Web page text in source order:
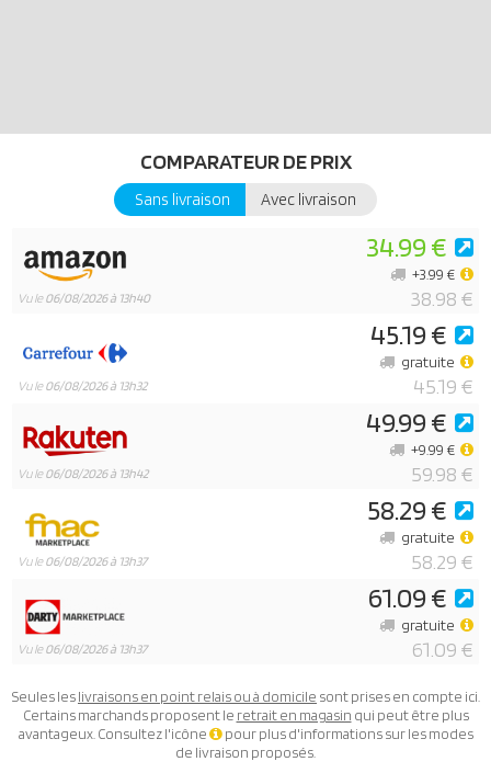
COMPARATEUR DE PRIX
Sans livraison Avec livraison
Vu le06/08/2026 à 13h40
34.99 €
38.98 €
+3.99 €
Vu le06/08/2026 à 13h32
45.19 €
45.19 €
gratuite
Vu le06/08/2026 à 13h42
49.99 €
59.98 €
+9.99 €
Vu le06/08/2026 à 13h37
58.29 €
58.29 €
gratuite
Vu le06/08/2026 à 13h37
61.09 €
61.09 €
gratuite
Seules leslivraisons en point relais ou à domicile sont prises en compte ici.
Certains marchands proposent le retrait en magasin qui peut être plus
avantageux. Consultez l'icône
pour plus d'informations sur les modes
de livraison proposés.